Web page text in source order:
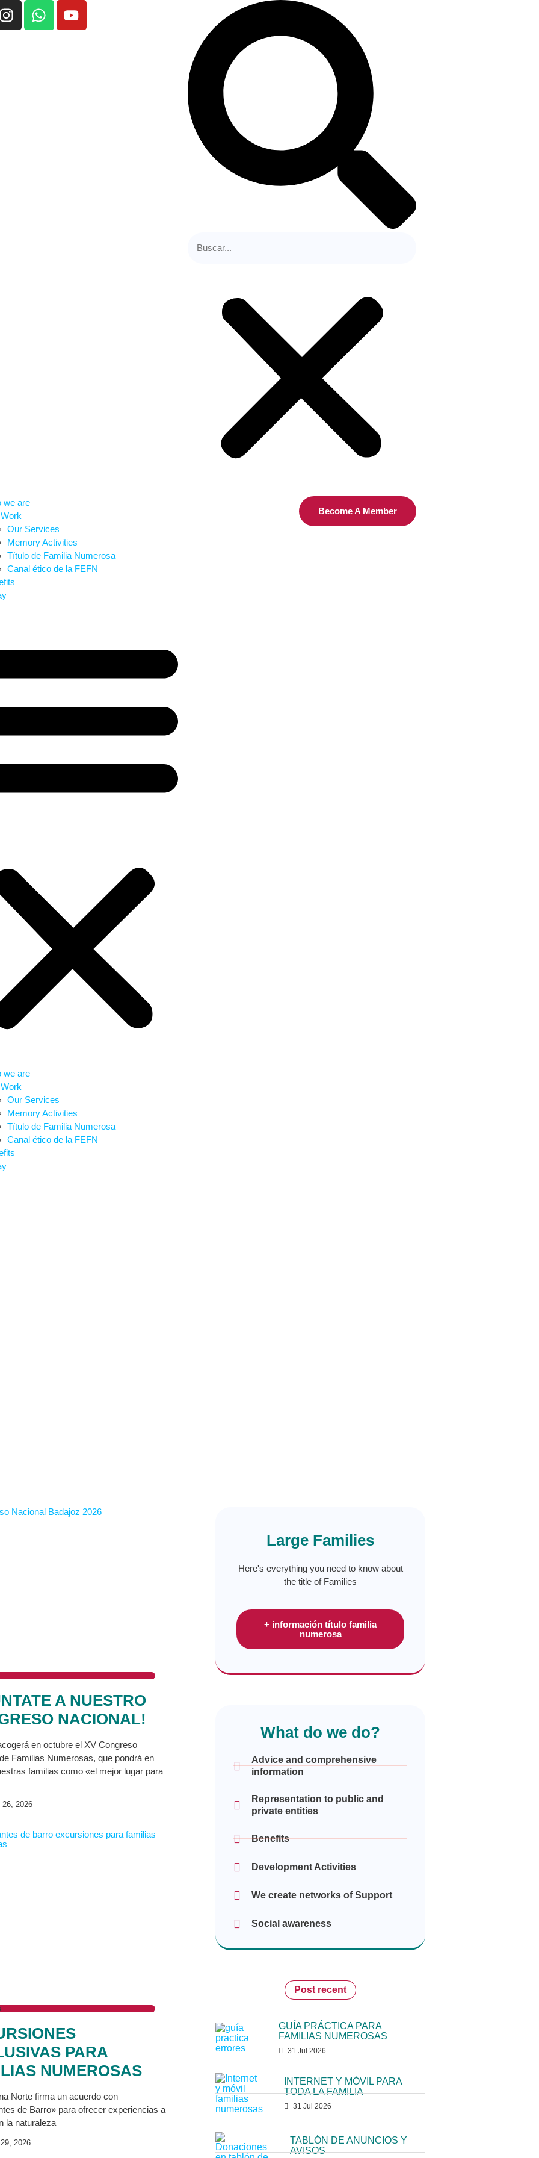
we are
Our Services
Memory Activities
Título de Familia Numerosa
Canal ético de la FEFN
we are
Our Services
Memory Activities
Título de Familia Numerosa
Canal ético de la FEFN
Become A Member
A NUESTRO
NACIONAL!
en octubre el XV Congreso
Familias Numerosas, que pondrá en
familias como «el mejor lugar para
2026
PARA
NUMEROSAS
Norte firma un acuerdo con
de Barro» para ofrecer experiencias a
la naturaleza
2026
Large Families
Here's everything you need to know about
the title of Families
+ información título familia
numerosa
What do we do?
Advice and comprehensive
information
Representation to public and
private entities
Benefits
Development Activities
We create networks of Support
Social awareness
Post recent
GUÍA PRÁCTICA PARA
FAMILIAS NUMEROSAS
31 Jul 2026
INTERNET Y MÓVIL PARA
TODA LA FAMILIA
31 Jul 2026
TABLÓN DE ANUNCIOS Y
AVISOS